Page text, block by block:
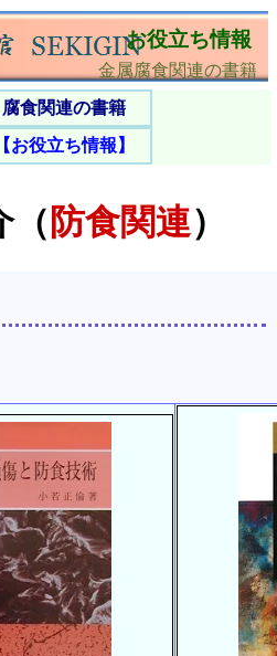
お役立ち情報
金属腐食関連の書籍
腐食関連の書籍
【お役立ち情報】
防食関連）